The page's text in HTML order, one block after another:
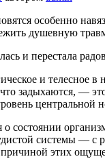
особенно
душев­ную
и перестала
и телесное
зады­хаются, —
цен­тральной
о состоя­нии
си­стемы — с
причиной этих